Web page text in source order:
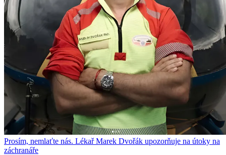
Prosím, nemlaťte nás. Lékař Marek Dvořák upozorňuje na útoky na
záchranáře